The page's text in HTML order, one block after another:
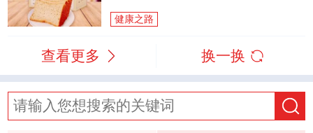
健康之路
查看更多 换一换